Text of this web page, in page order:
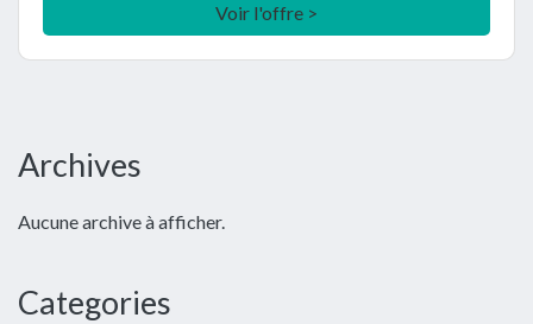
Voir l'offre >
Barre
principale
Archives
Aucune archive à afficher.
Categories